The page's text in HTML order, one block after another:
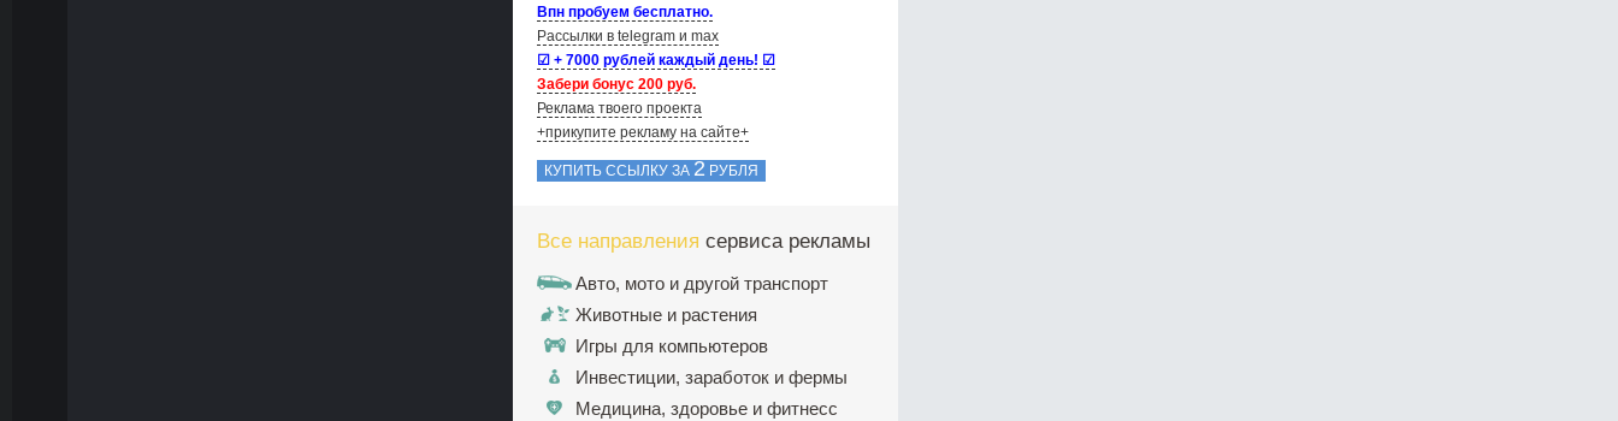
Впн пробуем бесплатно.
Рассылки в telegram и max
☑ + 7000 рублей каждый день! ☑
Забери бонус 200 руб.
Реклама твоего проекта
+прикупите рекламу на сайте+
КУПИТЬ ССЫЛКУ ЗА 2 РУБЛЯ
Все направления сервиса рекламы
Авто, мото и другой транспорт
Животные и растения
Игры для компьютеров
Инвестиции, заработок и фермы
Медицина, здоровье и фитнесс